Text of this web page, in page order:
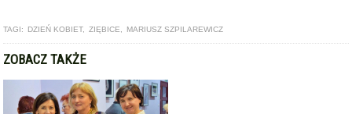
TAGI: DZIEŃ KOBIET, ZIĘBICE, MARIUSZ SZPILAREWICZ
ZOBACZ TAKŻE